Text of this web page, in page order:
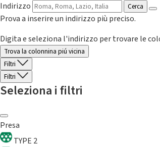
Indirizzo
Cerca
Prova a inserire un indirizzo più preciso.
Digita e seleziona l'indirizzo per trovare le
Trova la colonnina piú vicina
Filtri
Filtri
Seleziona i filtri
Presa
TYPE 2